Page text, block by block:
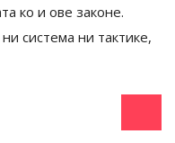
ко и ове законе.
система ни тактике,